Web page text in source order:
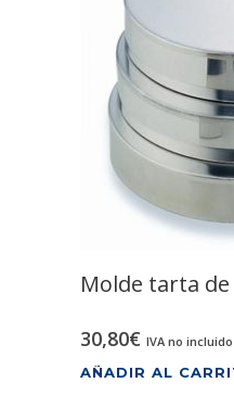
Molde tarta
30,80€ IVA no incluido
AÑADIR AL